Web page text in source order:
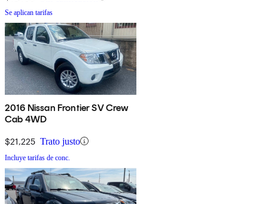
Se aplican tarifas
2016 Nissan Frontier SV Crew
Cab 4WD
$21,225 Trato justo
Incluye tarifas de conc.